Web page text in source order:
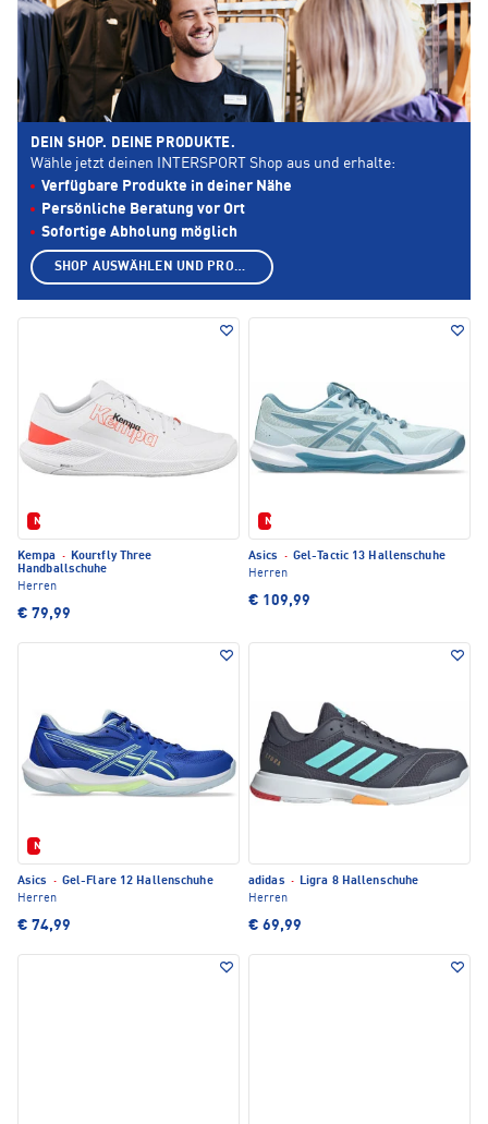
Neu
Kempa · Kourtfly Three
Handballschuhe
Herren
€ 79,99
Neu
Asics · Gel-Tactic 13 Hallenschuhe
Herren
€ 109,99
Neu
Asics · Gel-Flare 12 Hallenschuhe
Herren
€ 74,99
adidas · Ligra 8 Hallenschuhe
Herren
€ 69,99
DEIN SHOP. DEINE PRODUKTE.
Wähle jetzt deinen INTERSPORT Shop aus und erhalte:
Verfügbare Produkte in deiner Nähe
Persönliche Beratung vor Ort
Sofortige Abholung möglich
SHOP AUSWÄHLEN UND PRODUKTE ANZEIGEN